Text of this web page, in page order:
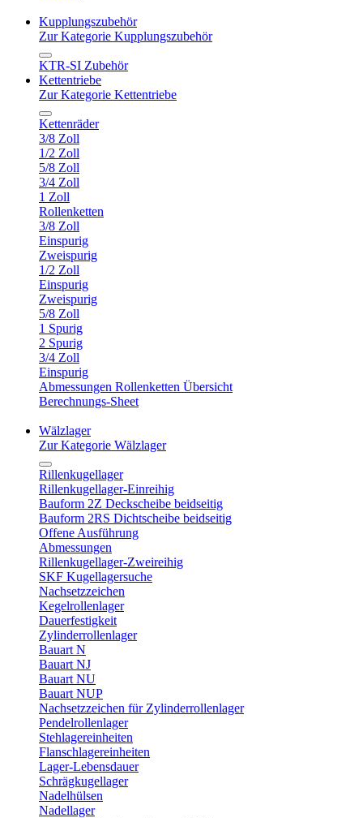
Kupplungszubehör
Zur Kategorie Kupplungszubehör
KTR-SI Zubehör
Kettentriebe
Zur Kategorie Kettentriebe
Kettenräder
3/8 Zoll
1/2 Zoll
5/8 Zoll
3/4 Zoll
1 Zoll
Rollenketten
3/8 Zoll
Einspurig
Zweispurig
1/2 Zoll
Einspurig
Zweispurig
5/8 Zoll
1 Spurig
2 Spurig
3/4 Zoll
Einspurig
Abmessungen Rollenketten Übersicht
Berechnungs-Sheet
Wälzlager
Zur Kategorie Wälzlager
Rillenkugellager
Rillenkugellager-Einreihig
Bauform 2Z Deckscheibe beidseitig
Bauform 2RS Dichtscheibe beidseitig
Offene Ausführung
Abmessungen
Rillenkugellager-Zweireihig
SKF Kugellagersuche
Nachsetzzeichen
Kegelrollenlager
Dauerfestigkeit
Zylinderrollenlager
Bauart N
Bauart NJ
Bauart NU
Bauart NUP
Nachsetzzeichen für Zylinderrollenlager
Pendelrollenlager
Stehlagereinheiten
Flanschlagereinheiten
Lager-Lebensdauer
Schrägkugellager
Nadelhülsen
Nadellager